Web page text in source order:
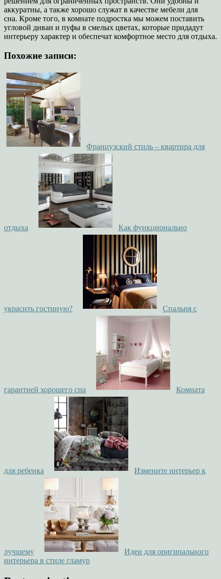
аккуратны, а также хорошо служат в качестве мебели для
сна. Кроме того, в комнате подростка мы можем поставить
угловой диван и пуфы в смелых цветах, которые придадут
интерьеру характер и обеспечат комфортное место для отдыха.
Похожие записи:
Французский стиль – квартира для
отдыха Как функционально
украсить гостиную? Спальня с
гарантией хорошего сна Комната
для ребенка Измените интерьер к
лучшему
Идеи для оригинального
интерьера в стиле гламур